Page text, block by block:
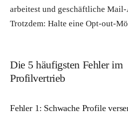
arbeitest und geschäftliche Mail-
Trotzdem: Halte eine Opt-out-
Die 5 häufigsten Fehler im
Profilvertrieb
Fehler 1: Schwache Profile